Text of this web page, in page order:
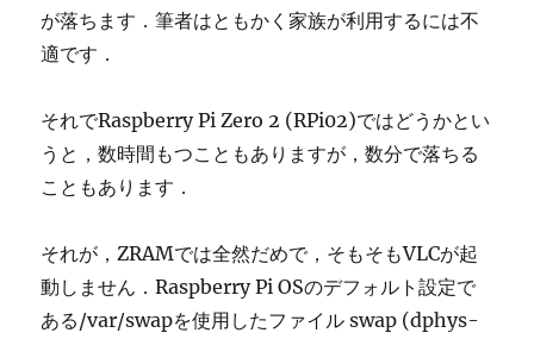
が落ちます．筆者はともかく家族が利用するには不
適です．
それでRaspberry Pi Zero 2 (RPi02)ではどうかとい
うと，数時間もつこともありますが，数分で落ちる
こともあります．
それが，ZRAMでは全然だめで，そもそもVLCが起
動しません．Raspberry Pi OSのデフォルト設定で
ある/var/swapを使用したファイル swap (dphys-